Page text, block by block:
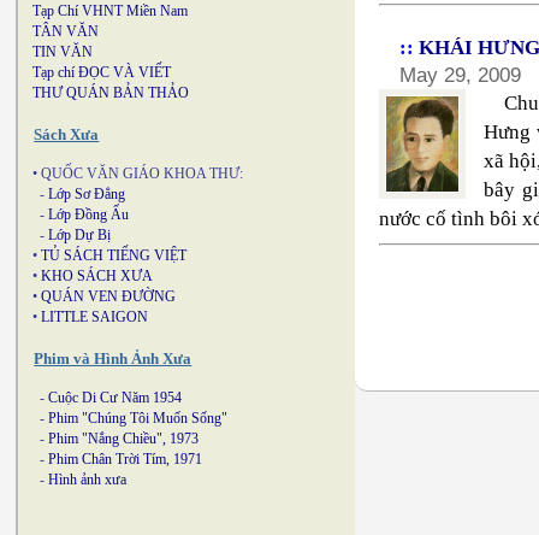
Tạp Chí VHNT Miền Nam
TÂN VĂN
TIN VĂN
Tạp chí ĐỌC VÀ VIẾT
THƯ QUÁN BẢN THẢO
Sách Xưa
• QUỐC VĂN GIÁO KHOA THƯ:
- Lớp Sơ Đẳng
- Lớp Đồng Ấu
- Lớp Dự Bị
• TỦ SÁCH TIẾNG VIỆT
• KHO SÁCH XƯA
• QUÁN VEN ĐƯỜNG
• LITTLE SAIGON
Phim và Hình Ảnh Xưa
- Cuộc Di Cư Năm 1954
- Phim "Chúng Tôi Muốn Sống"
- Phim "Nắng Chiều", 1973
- Phim Chân Trời Tím, 1971
- Hình ảnh xưa
::KHÁI
May 29, 2009
Hưng
xã
bây
nước cố tình bôi